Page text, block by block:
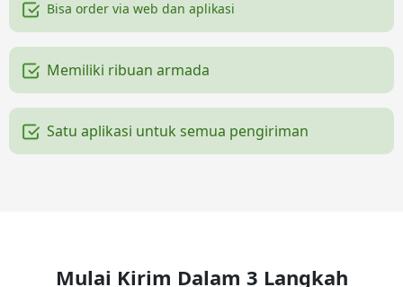
Bisa order via web dan aplikasi
Memiliki ribuan armada
Satu aplikasi untuk semua pengiriman
Mulai Kirim Dalam 3 Langkah